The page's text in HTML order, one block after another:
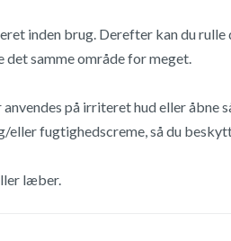
inden brug. Derefter kan du
det samme område for meget.
på irriteret hud eller åbne
eller fugtighedscreme, så du
læber.